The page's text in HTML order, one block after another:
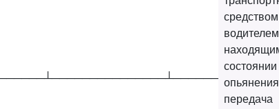
средством
состоянии
передача